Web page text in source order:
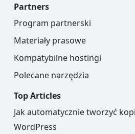
Partners
Program partnerski
Materiały prasowe
Kompatybilne hostingi
Polecane narzędzia
Top Articles
Jak automatycznie tworzyć
WordPress